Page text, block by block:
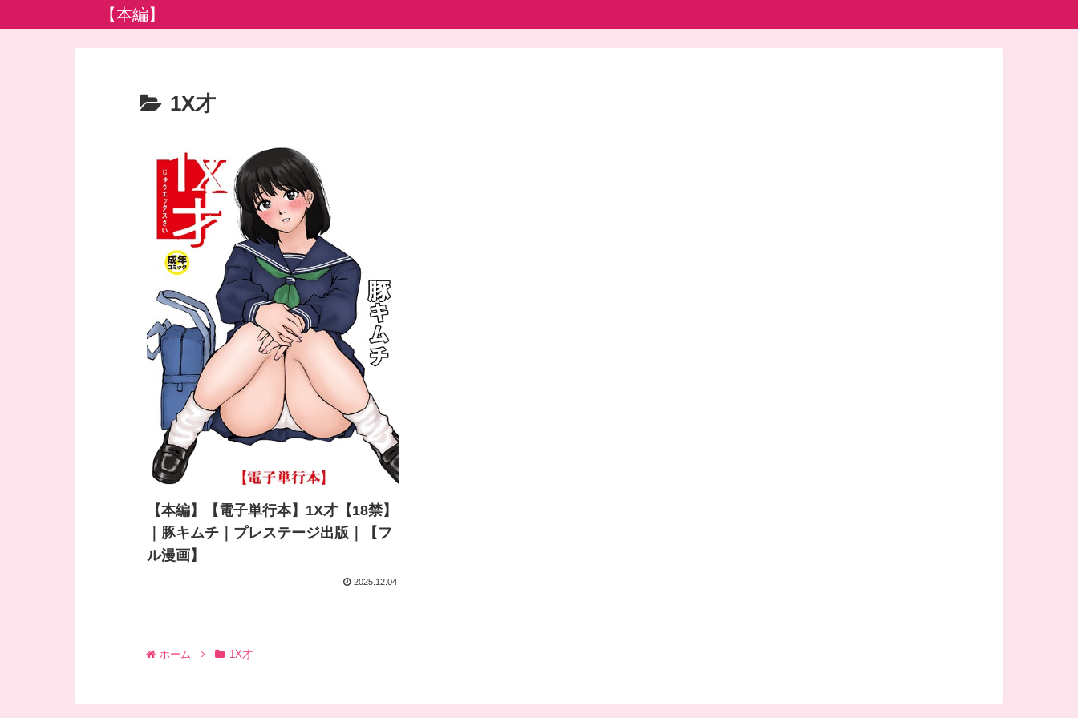
【本編】
1X才
【本編】【電子単行本】1X才【18禁】
｜豚キムチ｜プレステージ出版｜【フ
ル漫画】
2025.12.04
ホーム 1X才